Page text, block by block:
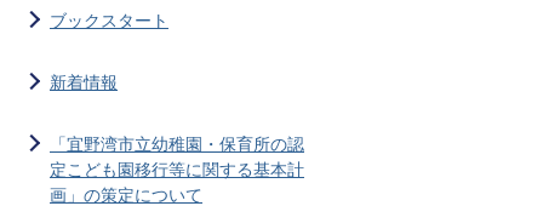
ブックスタート
新着情報
「宜野湾市立幼稚園・保育所の認
定こども園移行等に関する基本計
画」の策定について